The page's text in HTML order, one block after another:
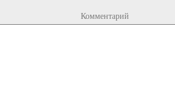
Комментарий